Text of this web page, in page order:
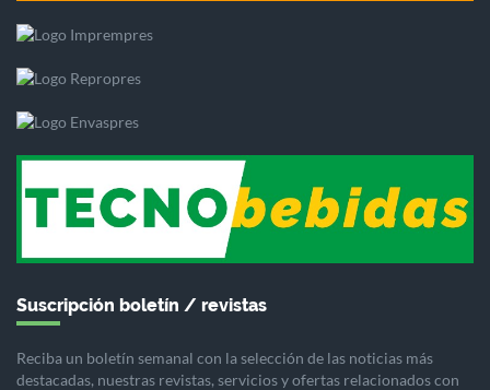
Suscripción boletín / revistas
Reciba un boletín semanal con la selección de las noticias más
destacadas, nuestras revistas, servicios y ofertas relacionados con